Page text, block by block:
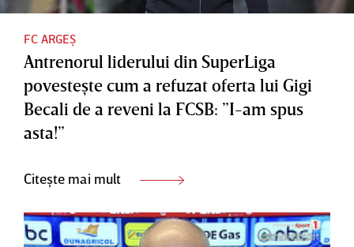
FC ARGEȘ
Antrenorul liderului din SuperLiga
povesteşte cum a refuzat oferta lui Gigi
Becali de a reveni la FCSB: ”I-am spus
asta!”
Citește mai mult